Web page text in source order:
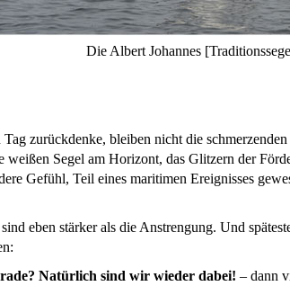
Die Albert Johannes
zurückdenke, bleiben nicht die
weißen Segel am Horizont, das Glitzern der
Gefühl, Teil eines maritimen Ereignisses
eben stärker als die Anstrengung. Und
Natürlich sind wir wieder dabei! – dann